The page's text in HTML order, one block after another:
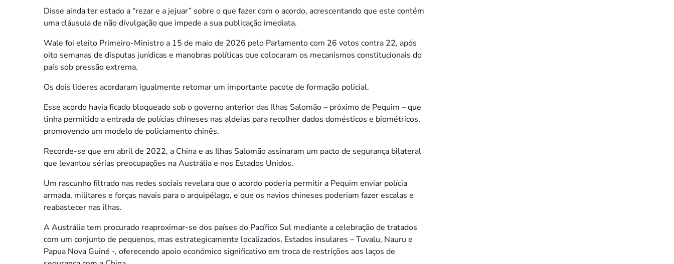
Disse ainda ter estado a “rezar e a jejuar” sobre o que fazer com o acordo, acrescentando que este contém
uma cláusula de não divulgação que impede a sua publicação imediata.
Wale foi eleito Primeiro-Ministro a 15 de maio de 2026 pelo Parlamento com 26 votos contra 22, após
oito semanas de disputas jurídicas e manobras políticas que colocaram os mecanismos constitucionais do
país sob pressão extrema.
Os dois líderes acordaram igualmente retomar um importante pacote de formação policial.
Esse acordo havia ficado bloqueado sob o governo anterior das Ilhas Salomão – próximo de Pequim – que
tinha permitido a entrada de polícias chineses nas aldeias para recolher dados domésticos e biométricos,
promovendo um modelo de policiamento chinês.
Recorde-se que em abril de 2022, a China e as Ilhas Salomão assinaram um pacto de segurança bilateral
que levantou sérias preocupações na Austrália e nos Estados Unidos.
Um rascunho filtrado nas redes sociais revelara que o acordo poderia permitir a Pequim enviar polícia
armada, militares e forças navais para o arquipélago, e que os navios chineses poderiam fazer escalas e
reabastecer nas ilhas.
A Austrália tem procurado reaproximar-se dos países do Pacífico Sul mediante a celebração de tratados
com um conjunto de pequenos, mas estrategicamente localizados, Estados insulares – Tuvalu, Nauru e
Papua Nova Guiné -, oferecendo apoio económico significativo em troca de restrições aos laços de